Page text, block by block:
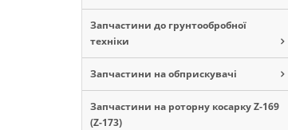
Запчастини до грунтообробної
техніки
Запчастини на обприскувачі
Запчастини на роторну косарку Z-169
(Z-173)